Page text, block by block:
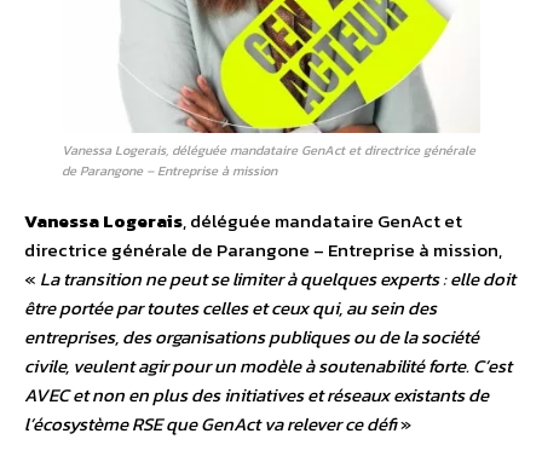
Vanessa Logerais, déléguée mandataire GenAct et directrice générale
de Parangone – Entreprise à mission
Vanessa Logerais, déléguée mandataire GenAct et
directrice générale de Parangone – Entreprise à mission,
« La transition ne peut se limiter à quelques experts : elle doit
être portée par toutes celles et ceux qui, au sein des
entreprises, des organisations publiques ou de la société
civile, veulent agir pour un modèle à soutenabilité forte. C’est
AVEC et non en plus des initiatives et réseaux existants de
l’écosystème RSE que GenAct va relever ce défi»